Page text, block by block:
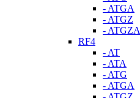
- ATGA
- ATGZ
- ATGZA
RF4
- AT
- ATA
- ATG
- ATGA